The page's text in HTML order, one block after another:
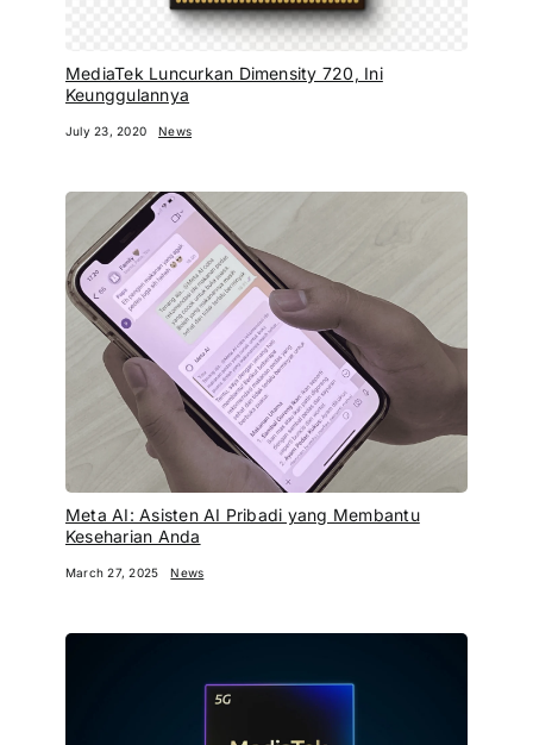
MediaTek Luncurkan Dimensity 720, Ini
Keunggulannya
July 23, 2020 News
Meta AI: Asisten AI Pribadi yang Membantu
Keseharian Anda
March 27, 2025 News